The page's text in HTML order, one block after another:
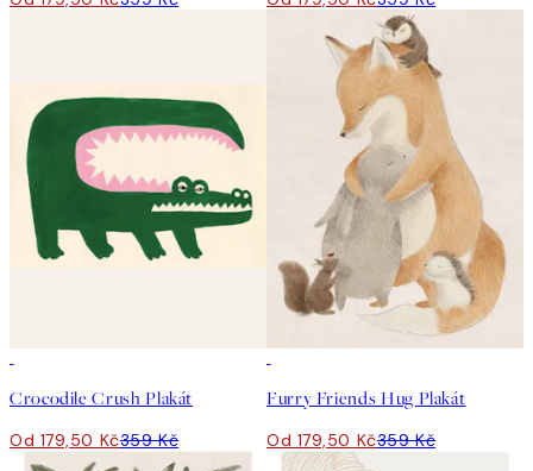
Crocodile Crush Plakát
Od 179,50 Kč359 Kč
Furry Friends Hug Plakát
Od 179,50 Kč359 Kč